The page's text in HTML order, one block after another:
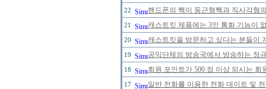
22 핸드폰의 짹이 둥근형짹과 직사각형
21 캐스트킷 제품에는 3인 통화 기능이
20 캐스트킷을 방문하고 싶다는 분들이
19 공익단체의 방송국에서 방송하는 정
18 회원 포인트가 500 점 이상 되시는 회
17 일반 전화를 이용한 전화 데이트 및